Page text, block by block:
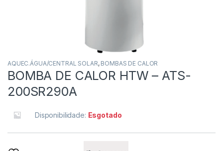
AQUEC.ÁGUA/CENTRAL SOLAR, BOMBAS DE CALOR
BOMBA DE CALOR HTW – ATS-
200SR290A
Disponibilidade: Esgotado